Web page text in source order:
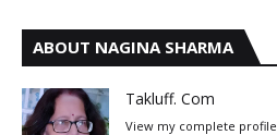
ABOUT NAGINA SHARMA
Takluff. Com
View my complete profile